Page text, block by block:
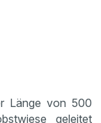
Länge von 500
geleitet